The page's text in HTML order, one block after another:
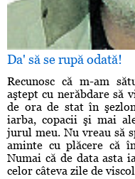
Da' să se rupă odată!
Recunosc că m-am
aştept cu nerăbdare să
de ora de stat în
iarba, copacii şi mai
jurul meu. Nu vreau să
aminte cu plăcere că
Numai că de data asta
celor câteva zile de